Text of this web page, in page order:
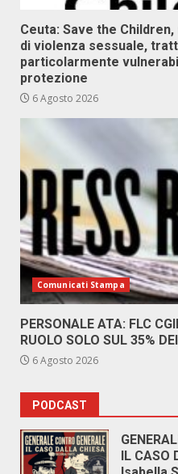
Ceuta: Save the
di violenza sessuale,
particolarmente
protezione
6 Agosto 2026
Comunicati Stampa
PERSONALE ATA: FLC
RUOLO SOLO SUL 35%
6 Agosto 2026
PODCAST
IL CASO